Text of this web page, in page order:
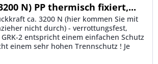
N) PP thermisch fixiert,...
ca. 3200 N (hier kommen Sie mit
nicht durch) - verrottungsfest,
2 entspricht einem einfachen Schutz
einem sehr hohen Trennschutz ! Je